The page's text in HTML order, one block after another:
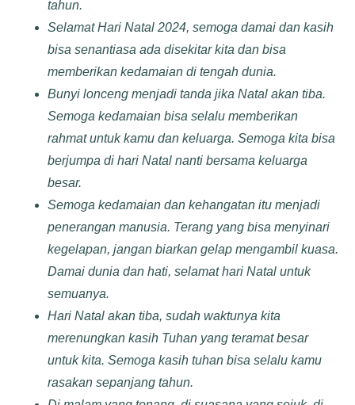
tahun.
Selamat Hari Natal 2024, semoga damai dan kasih
bisa senantiasa ada disekitar kita dan bisa
memberikan kedamaian di tengah dunia.
Bunyi lonceng menjadi tanda jika Natal akan tiba.
Semoga kedamaian bisa selalu memberikan
rahmat untuk kamu dan keluarga. Semoga kita bisa
berjumpa di hari Natal nanti bersama keluarga
besar.
Semoga kedamaian dan kehangatan itu menjadi
penerangan manusia. Terang yang bisa menyinari
kegelapan, jangan biarkan gelap mengambil kuasa.
Damai dunia dan hati, selamat hari Natal untuk
semuanya.
Hari Natal akan tiba, sudah waktunya kita
merenungkan kasih Tuhan yang teramat besar
untuk kita. Semoga kasih tuhan bisa selalu kamu
rasakan sepanjang tahun.